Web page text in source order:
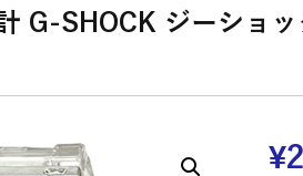
G-SHOCK ジーショ
¥